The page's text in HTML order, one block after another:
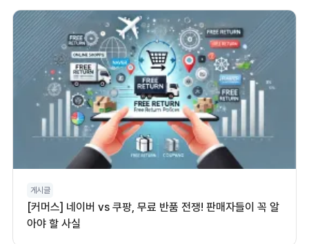
게시글
[커머스] 네이버 vs 쿠팡, 무료 반품 전쟁! 판매자들이 꼭 알
아야 할 사실